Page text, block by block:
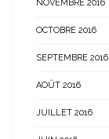
NOVEMBRE 2016
OCTOBRE 2016
SEPTEMBRE 2016
AOÛT 2016
JUILLET 2016